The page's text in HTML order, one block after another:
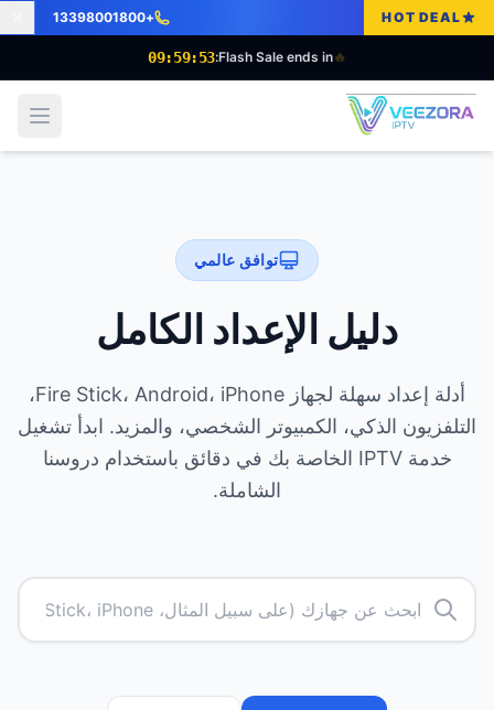
HOT DEAL
+13398001800
🔥
Flash Sale ends in:
09:59:52
توافق عالمي
دليل الإعداد الكامل
أدلة إعداد سهلة لجهاز Fire Stick، Android، iPhone،
التلفزيون الذكي، الكمبيوتر الشخصي، والمزيد. ابدأ تشغيل
خدمة IPTV الخاصة بك في دقائق باستخدام دروسنا
الشاملة.